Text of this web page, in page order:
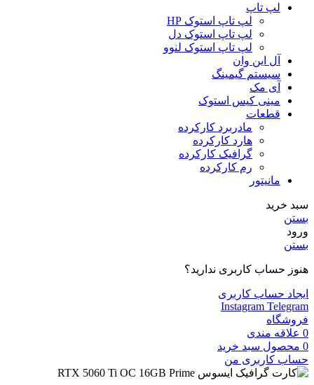
لپ تاپ
لپ تاپ استوک HP
لپ تاپ استوک دل
لپ تاپ استوک لنوو
آل این وان
سیستم گیمینگ
آی مک
مینی کیس استوک
قطعات
مادربرد کارکرده
هارد کارکرده
گرافیک کارکرده
رم کارکرده
مانیتور
سبد خرید
بستن
ورود
بستن
هنوز حساب کاربری ندارید؟
ایجاد حساب کاربری
Instagram Telegram
فروشگاه
0 علاقه مندی
0 محصول سبد خرید
حساب کاربری من